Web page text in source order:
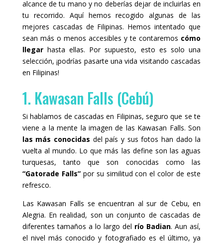
alcance de tu mano y no deberías dejar de incluirlas en
tu recorrido. Aquí hemos recogido algunas de las
mejores cascadas de Filipinas. Hemos intentado que
sean más o menos accesibles y te contaremos cómo
llegarhasta ellas. Por supuesto, esto es solo una
selección, ¡podrías pasarte una vida visitando cascadas
en Filipinas!
1. Kawasan Falls (Cebú)
Si hablamos de cascadas en Filipinas, seguro que se te
viene a la mente la imagen de las Kawasan Falls. Son
las más conocidas del país y sus fotos han dado la
vuelta al mundo. Lo que más las define son las aguas
turquesas, tanto que son conocidas como las
“Gatorade Falls”por su similitud con el color de este
refresco.
Las Kawasan Falls se encuentran al sur de Cebu, en
Alegria. En realidad, son un conjunto de cascadas de
diferentes tamaños a lo largo del río Badian. Aun así,
el nivel más conocido y fotografiado es el último, ya